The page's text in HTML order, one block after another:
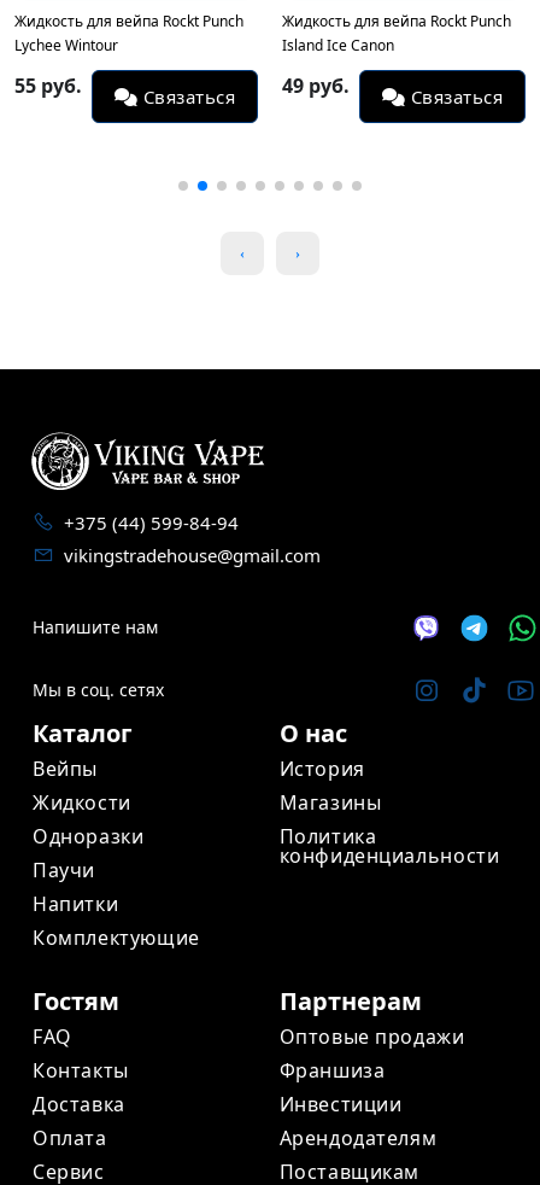
Жидкость для вейпа Rockt Punch
Lychee Wintour
55 руб. Связаться
Жидкость для вейпа Rockt Punch
Island Ice Canon
49 руб. Связаться
+375 (44) 599-84-94
vikingstradehouse@gmail.com
Напишите нам
Мы в соц. сетях
Каталог
Вейпы
Жидкости
Одноразки
Паучи
Напитки
Комплектующие
О нас
История
Магазины
Политика
конфиденциальности
Гостям
FAQ
Контакты
Доставка
Оплата
Сервис
Партнерам
Оптовые продажи
Франшиза
Инвестиции
Арендодателям
Поставщикам